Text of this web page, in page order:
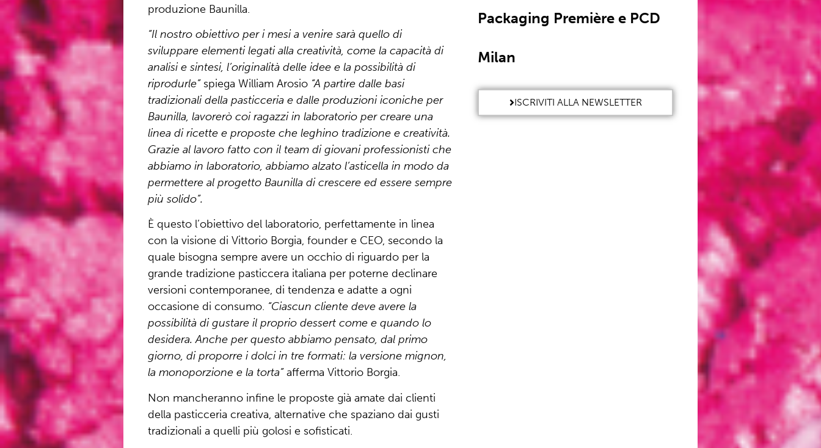
produzione Baunilla.
“Il nostro obiettivo per i mesi a venire sarà quello di
sviluppare elementi legati alla creatività, come la capacità di
analisi e sintesi, l’originalità delle idee e la possibilità di
riprodurle” spiega William Arosio“A partire dalle basi
tradizionali della pasticceria e dalle produzioni iconiche per
Baunilla, lavorerò coi ragazzi in laboratorio per creare una
linea di ricette e proposte che leghino tradizione e creatività.
Grazie al lavoro fatto con il team di giovani professionisti che
abbiamo in laboratorio, abbiamo alzato l’asticella in modo da
permettere al progetto Baunilla di crescere ed essere sempre
più solido”.
È questo l’obiettivo del laboratorio, perfettamente in linea
con la visione di Vittorio Borgia, founder e CEO, secondo la
quale bisogna sempre avere un occhio di riguardo per la
grande tradizione pasticcera italiana per poterne declinare
versioni contemporanee, di tendenza e adatte a ogni
occasione di consumo. “Ciascun cliente deve avere la
possibilità di gustare il proprio dessert come e quando lo
desidera. Anche per questo abbiamo pensato, dal primo
giorno, di proporre i dolci in tre formati: la versione mignon,
la monoporzione e la torta”afferma Vittorio Borgia.
Non mancheranno infine le proposte già amate dai clienti
della pasticceria creativa, alternative che spaziano dai gusti
tradizionali a quelli più golosi e sofisticati.
Packaging Première e PCD
Milan
ISCRIVITI ALLA NEWSLETTER